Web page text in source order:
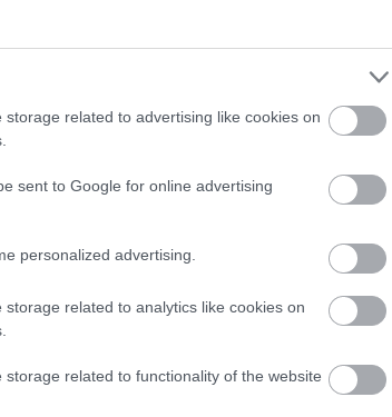
related to advertising like cookies on
sent to Google for online advertising
personalized advertising.
related to analytics like cookies on
related to functionality of the website
ukránok
háború
2025. FEB 22.
órán belül vége lesz a
között tartja az orosz-ukrán
mindezt azonban